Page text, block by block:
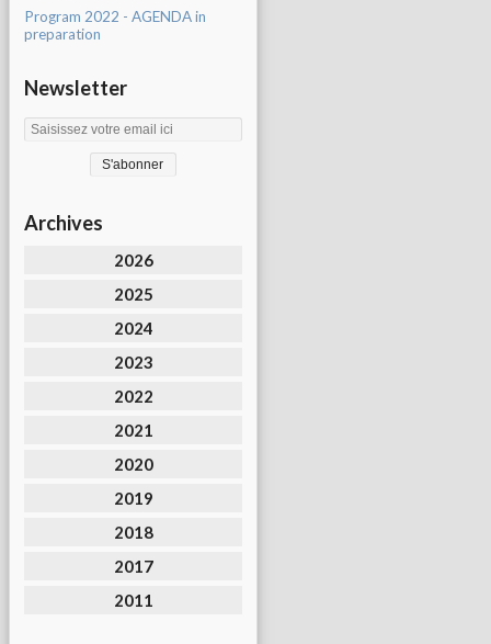
Program 2022 - AGENDA in
preparation
Newsletter
Archives
2026
2025
2024
2023
2022
2021
2020
2019
2018
2017
2011